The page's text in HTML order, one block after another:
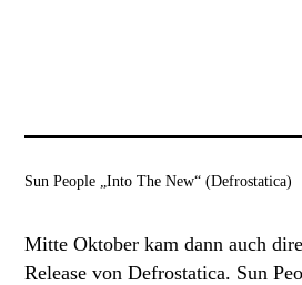
Sun People „Into The New“ (Defrostatica)
Mitte Oktober kam dann auch
Release von Defrostatica. Sun